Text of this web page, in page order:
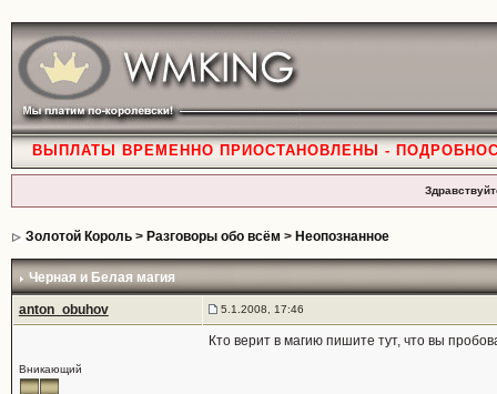
ВЫПЛАТЫ ВРЕМЕННО ПРИОСТАНОВЛЕНЫ -
Золотой Король> Разговоры обо всём > Неопознанное
Черная и Белая магия
anton_obuhov 5.1.2008, 17:46
Вникающий
Кто верит в магию пишите тут, что вы